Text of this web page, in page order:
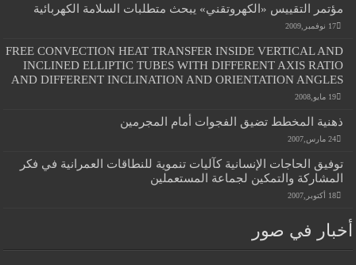
مؤتمر التقييس «الكهروتقني» يبحث متطلبات السلامة الكهربائية
FREE CONVECTION HEAT TRANSFER INSIDE VERTICAL AND
INCLINED ELLIPTIC TUBES WITH DIFFERENT AXIS RATIO
AND DIFFERENT INCLINATION AND ORIENTATION ANGLES
ذهنية المخطط تضيق الفجوات أمام المجرمين
توفيق الحاجات الإنسانية كآليات تنموية للنطاقات العمرانية في فكر
المشاركة والتمكين لجماعة المستعملين
في صور